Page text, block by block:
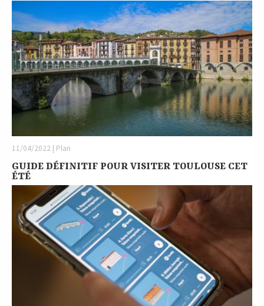
11/04/2022 | Plan
GUIDE DÉFINITIF POUR VISITER TOULOUSE CET
ÉTÉ